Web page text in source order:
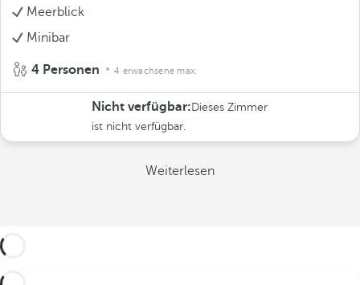
Meerblick
Minibar
4 Personen 4 erwachsene max.
Nicht verfügbar:Dieses Zimmer
ist nicht verfügbar.
Weiterlesen